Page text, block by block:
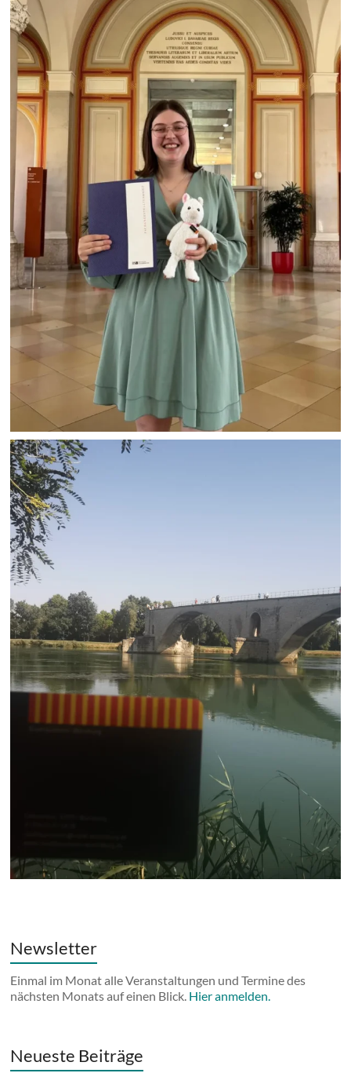
Newsletter
Einmal im Monat alle Veranstaltungen und Termine des
nächsten Monats auf einen Blick. Hier anmelden.
Neueste Beiträge